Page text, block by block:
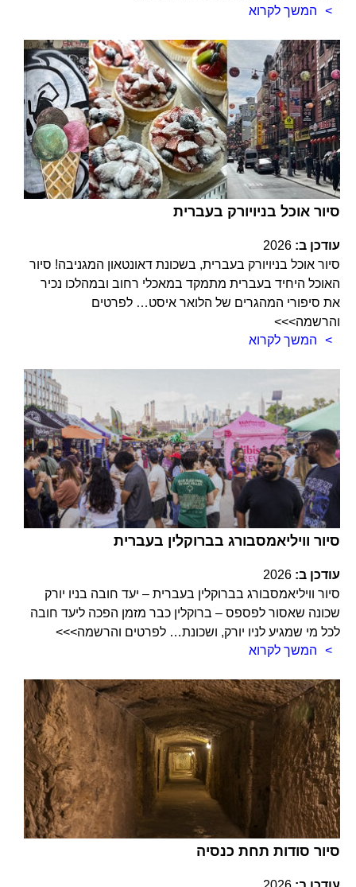
המשך לקרוא
סיור אוכל בניויורק בעברית
עודכן ב: 2026
סיור אוכל בניויורק בעברית, בשכונת דאונטאון המגניבה! סיור
האוכל היחיד בעברית מתמקד במאכלי רחוב ובמהלכו נכיר
את סיפורי המהגרים של הלואר איסט… לפרטים
והרשמה>>>
המשך לקרוא
סיור וויליאמסבורג בברוקלין בעברית
עודכן ב: 2026
סיור וויליאמסבורג בברוקלין בעברית – יעד חובה בניו יורק
שכונה שאסור לפספס – ברוקלין כבר מזמן הפכה ליעד חובה
לכל מי שמגיע לניו יורק, ושכונת… לפרטים והרשמה>>>
המשך לקרוא
סיור סודות תחת כנסיה